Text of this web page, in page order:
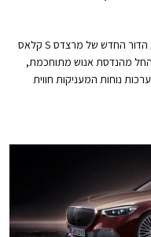
כלמוביל, יבואנית מרצדס לישראל, משיקה את הדור החדש של מרצדס S קלאס
החל מהנדסת אנוש מתוחכמת,
נוחות המעניקות חווית